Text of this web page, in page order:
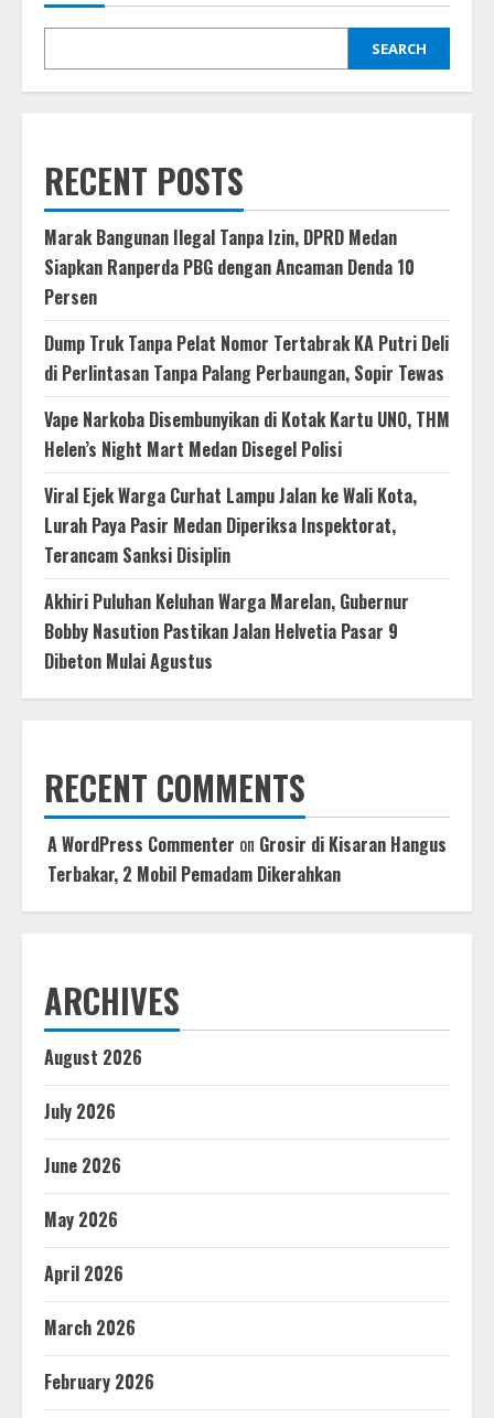
Amplas
Nikmati
dan
Penghapusan
SEARCH
RECENT POSTS
Marak Bangunan Ilegal Tanpa Izin, DPRD Medan
Siapkan Ranperda PBG dengan Ancaman Denda 10
Persen
Dump Truk Tanpa Pelat Nomor Tertabrak KA Putri Deli
di Perlintasan Tanpa Palang Perbaungan, Sopir Tewas
Vape Narkoba Disembunyikan di Kotak Kartu UNO, THM
Helen’s Night Mart Medan Disegel Polisi
Viral Ejek Warga Curhat Lampu Jalan ke Wali Kota,
Lurah Paya Pasir Medan Diperiksa Inspektorat,
Terancam Sanksi Disiplin
Akhiri Puluhan Keluhan Warga Marelan, Gubernur
Bobby Nasution Pastikan Jalan Helvetia Pasar 9
Dibeton Mulai Agustus
RECENT COMMENTS
A WordPress Commenter on Grosir di Kisaran Hangus
Terbakar, 2 Mobil Pemadam Dikerahkan
ARCHIVES
August 2026
July 2026
June 2026
May 2026
April 2026
March 2026
February 2026